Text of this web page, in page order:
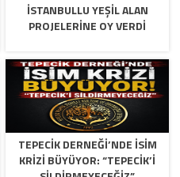
İSTANBULLU YEŞİL ALAN
PROJELERİNE OY VERDİ
TEPECİK DERNEĞİ’NDE İSİM
KRİZİ BÜYÜYOR: “TEPECİK’İ